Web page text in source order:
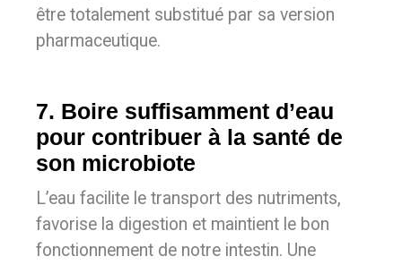
être totalement substitué par sa version
pharmaceutique.
7. Boire suffisamment d’eau
pour contribuer à la santé de
son microbiote
L’eau facilite le transport des nutriments,
favorise la digestion et maintient le bon
fonctionnement de notre intestin. Une